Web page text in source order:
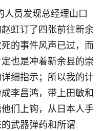
人员发现总经理山口
虹订了四张前往新余
的事件风声已过，而
也是冲着新余县的崇
细指示；所以我的计
李昌鸿，带上田敏和
们上钩，从日本人手
武器弹药和所谓